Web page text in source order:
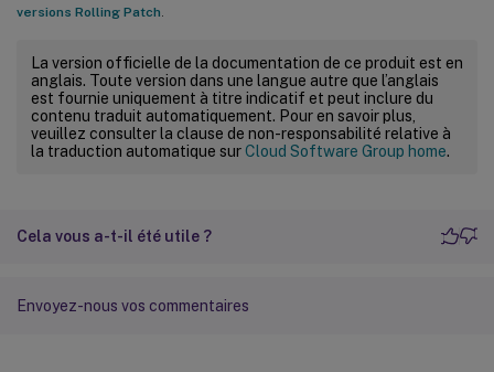
versions Rolling Patch
La version officielle de la documentation de ce produit est en
anglais. Toute version dans une langue autre que l’anglais
est fournie uniquement à titre indicatif et peut inclure du
contenu traduit automatiquement. Pour en savoir plus,
veuillez consulter la clause de non-responsabilité relative à
la traduction automatique surCloud Software Group home.
Cela vous a-t-il été utile ?
Envoyez-nous vos commentaires